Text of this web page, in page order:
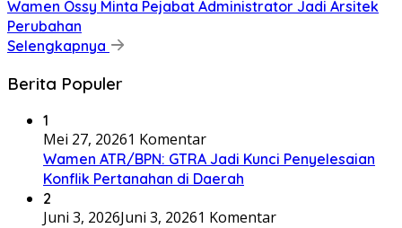
Wamen Ossy Minta Pejabat Administrator Jadi Arsitek
Perubahan
Selengkapnya
Berita Populer
1
Mei 27, 20261 Komentar
Wamen ATR/BPN: GTRA Jadi Kunci Penyelesaian
Konflik Pertanahan di Daerah
2
Juni 3, 2026Juni 3, 20261 Komentar